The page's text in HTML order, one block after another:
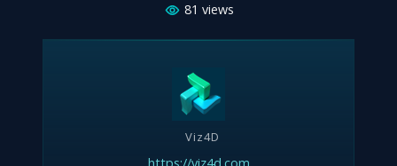
81 views
Viz4D